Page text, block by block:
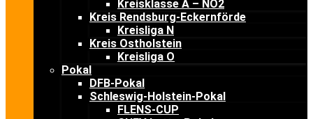
Kreisklasse A – NO2
Kreis Rendsburg-Eckernförde
Kreisliga N
Kreis Ostholstein
Kreisliga O
Pokal
DFB-Pokal
Schleswig-Holstein-Pokal
FLENS-CUP